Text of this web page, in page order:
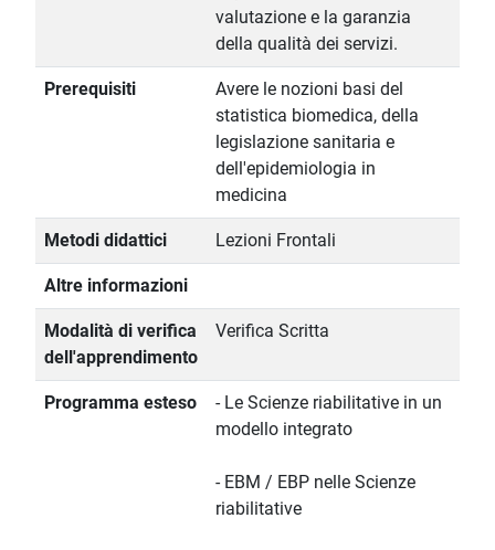
valutazione e la garanzia
della qualità dei servizi.
Prerequisiti
Avere le nozioni basi del
statistica biomedica, della
legislazione sanitaria e
dell'epidemiologia in
medicina
Metodi didattici Lezioni Frontali
Altre informazioni
Modalità di verifica
dell'apprendimento
Verifica Scritta
Programma esteso
- Le Scienze riabilitative in un
modello integrato
- EBM / EBP nelle Scienze
riabilitative